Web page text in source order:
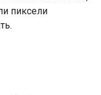
пиксели